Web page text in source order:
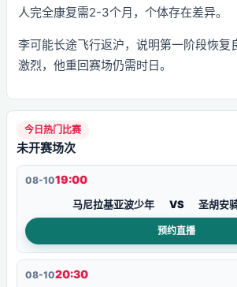
人完全康复需2-3个月，个体存在差异。
李可能长途飞行返沪，说明第一阶段恢复
激烈，他重回赛场仍需时日。
今日热门比赛
未开赛场次
08-1019:00
马尼拉基亚波少年 VS 圣胡安
预约直播
08-1020:30